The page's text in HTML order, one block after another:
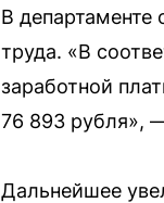
В
труда. «В
заработной
76 893 рубля»,
Дальнейшее